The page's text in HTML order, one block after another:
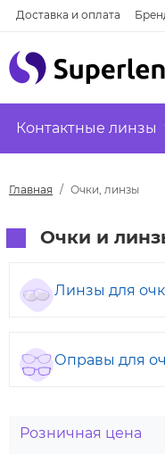
Доставка и оплата
Контактные линзы
Главная Очки, линзы
Очки и
Линзы для
Оправы для
Розничная цена